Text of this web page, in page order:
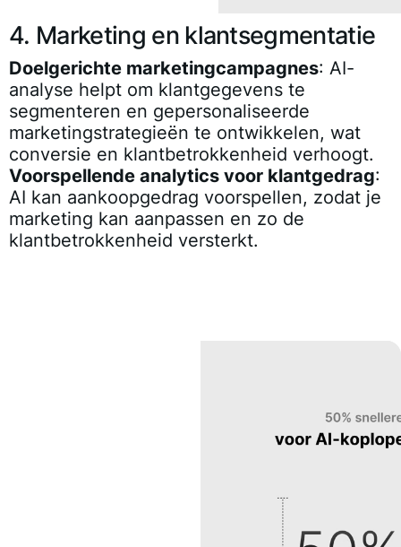
4. Marketing en klantsegmentatie
Doelgerichte marketingcampagnes: AI-
analyse helpt om klantgegevens te
segmenteren en gepersonaliseerde
marketingstrategieën te ontwikkelen, wat
conversie en klantbetrokkenheid verhoogt.
Voorspellende analytics voor klantgedrag:
AI kan aankoopgedrag voorspellen, zodat je
marketing kan aanpassen en zo de
klantbetrokkenheid versterkt.